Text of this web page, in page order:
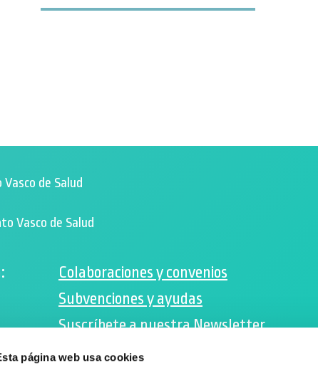
página web usa cookies
de Salud
Colaboraciones y convenios
Subvenciones y ayudas
Suscríbete a nuestra Newsletter
Facebook